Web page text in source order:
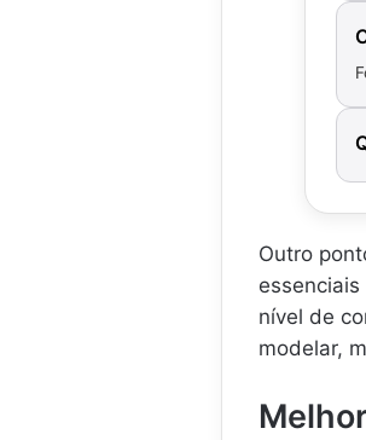
Outro
essenciais
nível de
modelar,